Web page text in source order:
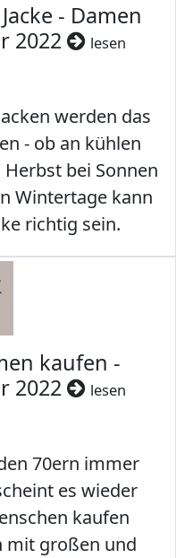
- Damen
2022
lesen
werden das
- ob an kühlen
bei Sonnen
Wintertage kann
richtig sein.
kaufen -
2022
lesen
70ern immer
es wieder
kaufen
mit großen und